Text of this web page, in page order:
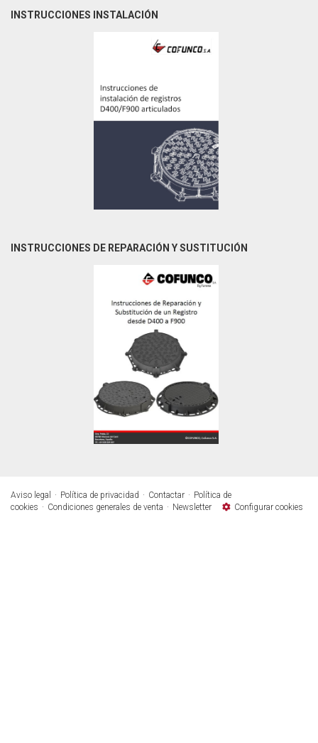
INSTRUCCIONES INSTALACIÓN
INSTRUCCIONES DE REPARACIÓN Y SUSTITUCIÓN
Aviso legal Política de privacidad Contactar
Política de
cookies
Condiciones generales de venta Newsletter Configurar cookies